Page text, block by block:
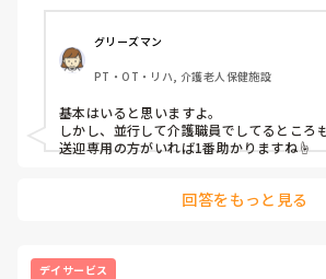
グリーズマン
PT・OT・リハ, 介護老人保健施設
基本はいると思いますよ。
しかし、並行して介護職員でしてるところ
送迎専用の方がいれば1番助かりますね☝️
回答をもっと見る
デイサービス